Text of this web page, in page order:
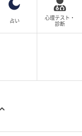
占い
心理テスト・
診断